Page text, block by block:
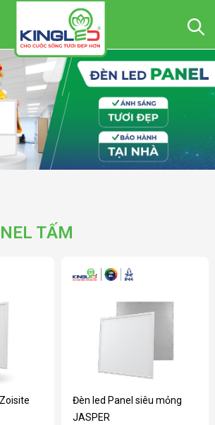
TẤM
Đèn led Panel siêu mỏng
JASPER